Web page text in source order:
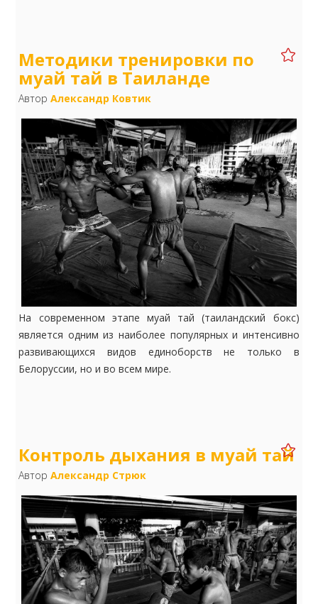
Методики тренировки по
муай тай в Таиланде
АвторАлександр Ковтик
На современном этапе муай тай (таиландский бокс)
является одним из наиболее популярных и интенсивно
развивающихся видов единоборств не только в
Белоруссии, но и во всем мире.
Контроль дыхания в муай тай
АвторАлександр Стрюк